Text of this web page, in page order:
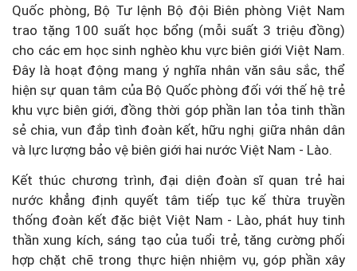
Quốc phòng, Bộ Tư lệnh Bộ đội Biên phòng Việt Nam
trao tặng 100 suất học bổng (mỗi suất 3 triệu đồng)
cho các em học sinh nghèo khu vực biên giới Việt Nam.
Đây là hoạt động mang ý nghĩa nhân văn sâu sắc, thể
hiện sự quan tâm của Bộ Quốc phòng đối với thế hệ trẻ
khu vực biên giới, đồng thời góp phần lan tỏa tinh thần
sẻ chia, vun đắp tình đoàn kết, hữu nghị giữa nhân dân
và lực lượng bảo vệ biên giới hai nước Việt Nam - Lào.
Kết thúc chương trình, đại diện đoàn sĩ quan trẻ hai
nước khẳng định quyết tâm tiếp tục kế thừa truyền
thống đoàn kết đặc biệt Việt Nam - Lào, phát huy tinh
thần xung kích, sáng tạo của tuổi trẻ, tăng cường phối
hợp chặt chẽ trong thực hiện nhiệm vụ, góp phần xây